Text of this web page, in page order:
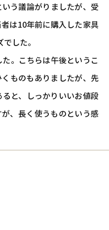
う議論がりましたが、受
は10年前に購入した家具
した。
。こちらは午後というこ
ものもありましたが、先
と、しっかりいいお値段
、長く使うものという感